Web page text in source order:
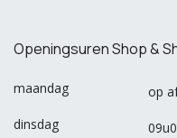
Openingsuren Shop &
maandag
dinsdag
op